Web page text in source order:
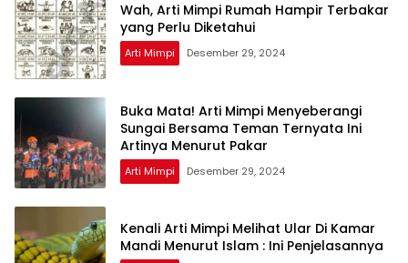
Wah, Arti Mimpi Rumah Hampir Terbakar
yang Perlu Diketahui
Arti Mimpi Desember 29, 2024
Buka Mata! Arti Mimpi Menyeberangi
Sungai Bersama Teman Ternyata Ini
Artinya Menurut Pakar
Arti Mimpi Desember 29, 2024
Kenali Arti Mimpi Melihat Ular Di Kamar
Mandi Menurut Islam : Ini Penjelasannya